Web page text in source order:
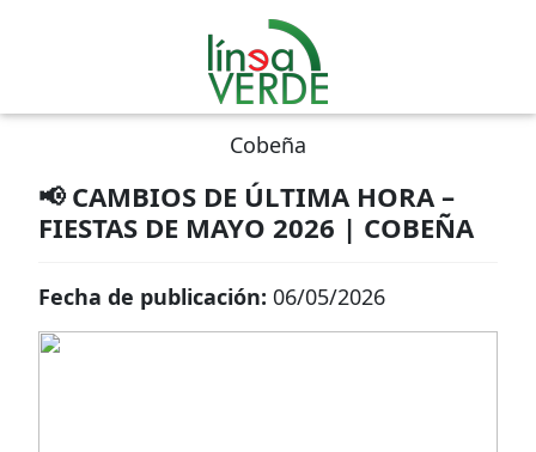
Cobeña
📢 CAMBIOS DE ÚLTIMA HORA –
FIESTAS DE MAYO 2026 | COBEÑA
Fecha de publicación: 06/05/2026